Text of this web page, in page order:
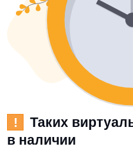
!
Таких
в наличии